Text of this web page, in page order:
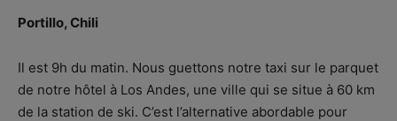
Portillo, Chili
Il est 9h du matin. Nous guettons notre taxi sur le parquet
de notre hôtel à Los Andes, une ville qui se situe à 60 km
de la station de ski. C’est l’alternative abordable pour